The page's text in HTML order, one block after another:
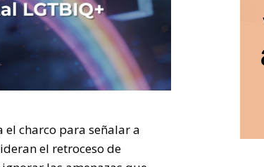
charco para señalar a
el retroceso de